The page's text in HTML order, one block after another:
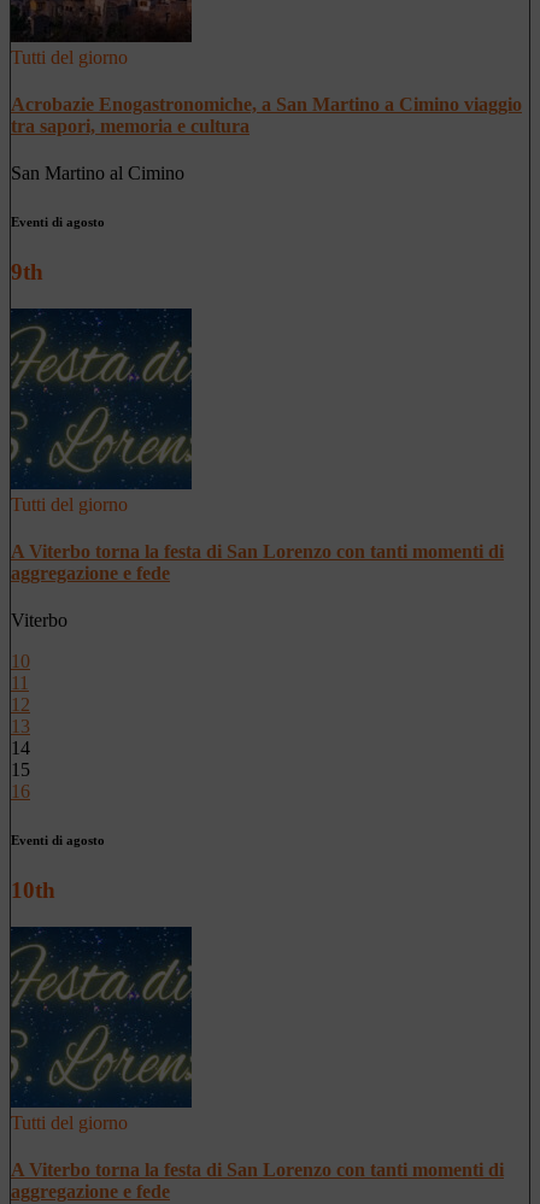
Tutti del giorno
Acrobazie Enogastronomiche, a San Martino a Cimino viaggio
tra sapori, memoria e cultura
San Martino al Cimino
Eventi di agosto
9th
Tutti del giorno
A Viterbo torna la festa di San Lorenzo con tanti momenti di
aggregazione e fede
Viterbo
10
11
12
13
14
15
16
Eventi di agosto
10th
Tutti del giorno
A Viterbo torna la festa di San Lorenzo con tanti momenti di
aggregazione e fede